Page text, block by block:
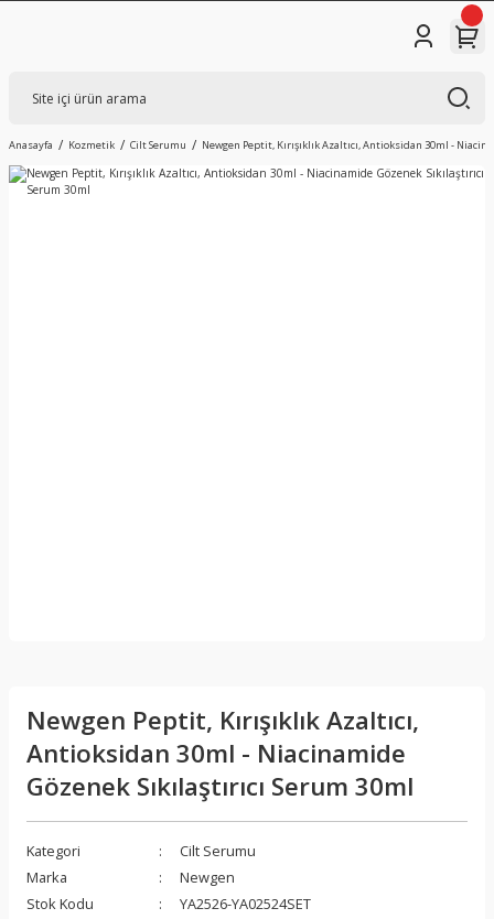
Anasayfa Kozmetik Cilt Serumu Newgen Peptit, Kırışıklık Azaltıcı, Antioksidan 30ml -
Newgen Peptit, Kırışıklık Azaltıcı,
Antioksidan 30ml - Niacinamide
Gözenek Sıkılaştırıcı Serum 30ml
Kategori
Cilt Serumu
Marka
Newgen
Stok Kodu
YA2526-YA02524SET